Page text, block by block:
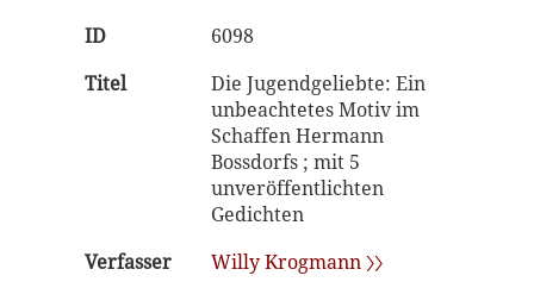
ID
6098
Titel
Die Jugendgeliebte: Ein
unbeachtetes Motiv im
Schaffen Hermann
Bossdorfs ; mit 5
unveröffentlichten
Gedichten
Verfasser
Willy Krogmann 〉〉